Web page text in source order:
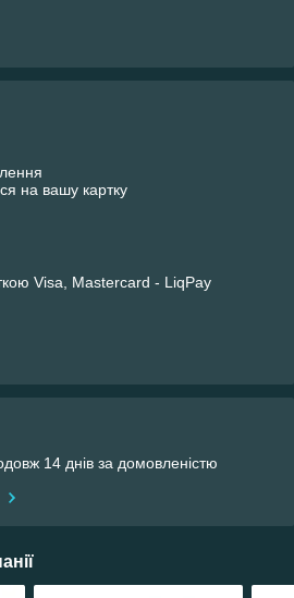
на вашу картку
Visa, Mastercard - LiqPay
14 днів за домовленістю